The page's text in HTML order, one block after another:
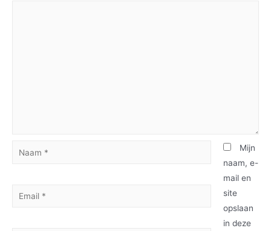
Mijn
naam, e-
mail en
site
opslaan
in deze